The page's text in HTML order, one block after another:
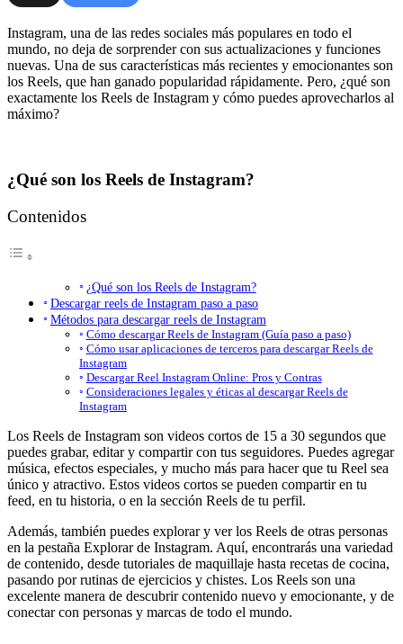
Instagram, una de las redes sociales más populares en todo el
mundo, no deja de sorprender con sus actualizaciones y funciones
nuevas. Una de sus características más recientes y emocionantes son
los Reels, que han ganado popularidad rápidamente. Pero, ¿qué son
exactamente los Reels de Instagram y cómo puedes aprovecharlos al
máximo?
¿Qué son los Reels de Instagram?
Contenidos
¿Qué son los Reels de Instagram?
Descargar reels de Instagram paso a paso
Métodos para descargar reels de Instagram
Cómo descargar Reels de Instagram (Guía paso a paso)
Cómo usar aplicaciones de terceros para descargar Reels de
Instagram
Descargar Reel Instagram Online: Pros y Contras
Consideraciones legales y éticas al descargar Reels de
Instagram
Los Reels de Instagram son videos cortos de 15 a 30 segundos que
puedes grabar, editar y compartir con tus seguidores. Puedes agregar
música, efectos especiales, y mucho más para hacer que tu Reel sea
único y atractivo. Estos videos cortos se pueden compartir en tu
feed, en tu historia, o en la sección Reels de tu perfil.
Además, también puedes explorar y ver los Reels de otras personas
en la pestaña Explorar de Instagram. Aquí, encontrarás una variedad
de contenido, desde tutoriales de maquillaje hasta recetas de cocina,
pasando por rutinas de ejercicios y chistes. Los Reels son una
excelente manera de descubrir contenido nuevo y emocionante, y de
conectar con personas y marcas de todo el mundo.